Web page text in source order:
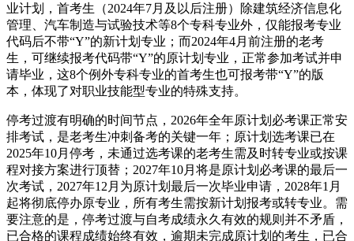
业计划，首考生（2024年7月及以后注册）除建筑经济信息化
管理、汽车制造与试验技术等8个专科专业外，仅能报考专业
代码后不带“Y”的新计划专业；而2024年4月前注册的老考
生，可继续报考代码带“Y”的原计划专业，正常参加考试并申
请毕业，这8个例外专科专业的首考生也可报考带“Y”的版
本，体现了对职业技能型专业的特殊支持。
停考过渡有明确的时间节点，2026年全年原计划必考课正常安
排考试，是老考生冲刺备考的关键一年；原计划选考课已在
2025年10月停考，未通过选考课的老考生需及时转专业或按课
程对接方案进行顶替；2027年10月将是原计划必考课的最后一
次考试，2027年12月为原计划最后一次毕业申请，2028年1月
起将彻底停办原专业，所有考生需按新计划报考或转专业。需
要注意的是，停考过渡与自考成绩永久有效的规则并不矛盾，
已合格的课程成绩始终有效，逾期未完成原计划的考生，已合